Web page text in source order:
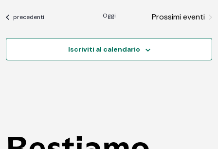
DATA.
Eventi
precedenti Oggi Prossimi eventi
Iscriviti al calendario